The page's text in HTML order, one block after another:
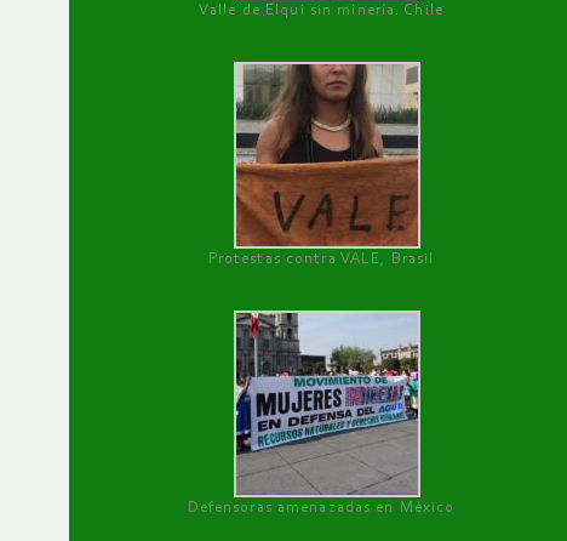
Valle de Elqui sin minería. Chile
Protestas contra VALE, Brasil
Defensoras amenazadas en México